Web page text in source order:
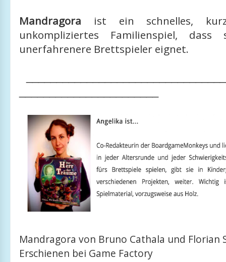
Mandragora ist ein schnelles,
unkompliziertes Familienspiel,
unerfahrenere Brettspieler eignet.
Mandragora von Bruno Cathala und Florian
Erschienen bei Game Factory